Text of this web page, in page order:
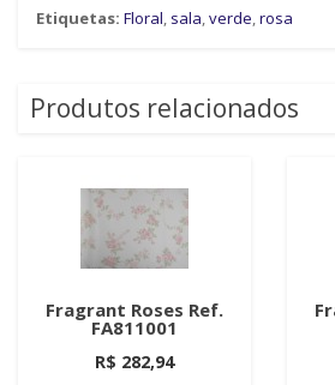
Etiquetas: Floral, sala,verde,rosa
Produtos relacionados
Fragrant Roses Ref.
FA811001
R$ 282,94